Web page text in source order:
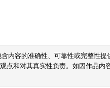
内容的准确性、可靠性或完整性
和对其真实性负责。如因作品内